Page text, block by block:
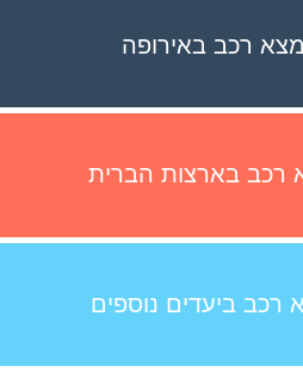
רכב באירופה
רכב בארצות הברית
רכב ביעדים נוספים